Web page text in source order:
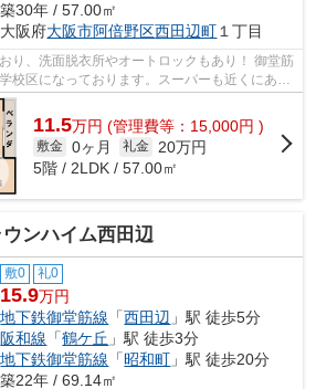
築30年 / 57.00㎡
大阪府大阪市阿倍野区西田辺町 １丁目
、洗面脱衣所やオートロックもあり！ 御堂筋
校区になっております。スーパーも近くにあり
11.5万円 (管理費等：15,000円 )
敷金 0ヶ月 礼金
20万円
5階 / 2LDK / 57.00㎡
ウンハイム西田辺
敷0 礼0
15.9万円
地下鉄御堂筋線 「西田辺 」駅 徒歩5分
阪和線 「鶴ケ丘 」駅 徒歩3分
地下鉄御堂筋線 「昭和町 」駅 徒歩20分
築22年 / 69.14㎡